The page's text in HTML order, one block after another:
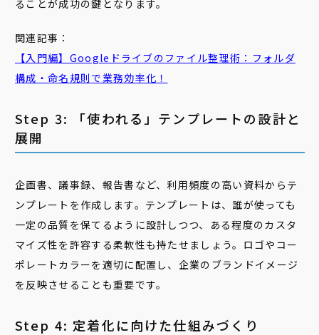
ることが成功の鍵となります。
関連記事：
【入門編】Googleドライブのファイル整理術：フォルダ
構成・ 命名規則 で業務効率化！
Step 3: 「使われる」テンプレートの設計と
展開
企画書、議事録、報告書など、利用頻度の高い資料からテ
ンプレートを作成します。テンプレートは、誰が使っても
一定の品質を保てるように設計しつつ、ある程度のカスタ
マイズ性を許容する柔軟性も持たせましょう。ロゴやコー
ポレートカラーを適切に配置し、企業のブランドイメージ
を反映させることも重要です。
Step 4: 定着化に向けた仕組みづくり